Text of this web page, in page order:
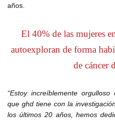
años.
El 40% de las mujeres
autoexploran de forma
de cáncer
“Estoy increíblemente
que ghd tiene con la
los últimos 20 años, hemos